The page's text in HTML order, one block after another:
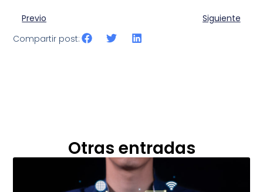
Previo
Siguiente
Compartir post:
Otras entradas